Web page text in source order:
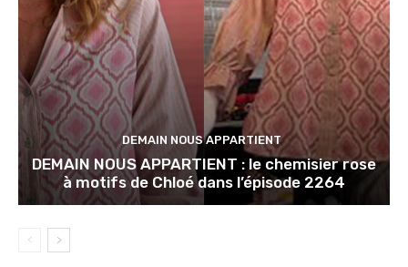
DEMAIN NOUS APPARTIENT
DEMAIN NOUS APPARTIENT : le chemisier rose
à motifs de Chloé dans l’épisode 2264